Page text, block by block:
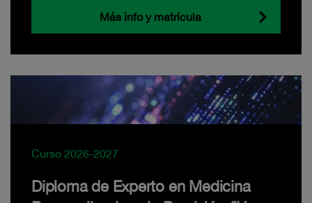
Más info y matrícula
Curso 2026-2027
Diploma de Experto en Medicina